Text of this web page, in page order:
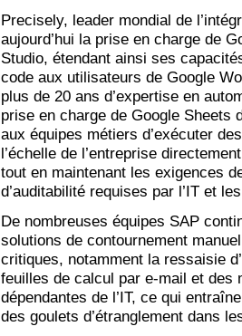
Precisely, leader mondial de
aujourd’hui la prise en charge de
Studio, étendant ainsi ses
code aux utilisateurs de Google
plus de 20 ans d’expertise en
prise en charge de Google Sheets
aux équipes métiers d’exécuter
l’échelle de l’entreprise
tout en maintenant les exigences
d’auditabilité requises par l’IT et
De nombreuses équipes SAP
solutions de contournement
critiques, notamment la ressaisie
feuilles de calcul par e-mail et des
dépendantes de l’IT, ce qui
des goulets d’étranglement dans